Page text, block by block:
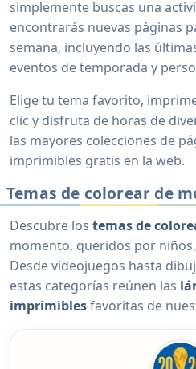
simplemente buscas una
encontrarás nuevas páginas
semana, incluyendo las
eventos de temporada y
Elige tu tema favorito,
clic y disfruta de horas de
las mayores colecciones de
imprimibles gratis en la web.
Temas de colorear de
Descubre los temas de
momento, queridos por
Desde videojuegos hasta
estas categorías reúnen las
imprimiblesfavoritas de